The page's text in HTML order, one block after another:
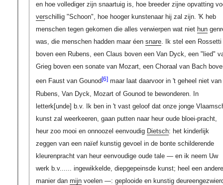
en hoe vollediger zijn snaartuig is, hoe breeder zijne opvatting
verschillig "Schoon", hoe hooger kunstenaar hij zal zijn. 'K heb
menschen tegen gekomen die alles verwierpen wat niet hun
was, die menschen hadden maar éen snare. Ik stel een Rossetti
boven een Rubens, een Claus boven een Van Dyck, een "lied"
Grieg boven een sonate van Mozart, een Choraal van Bach
een Faust van Gounod[6]maar laat daarvoor in 't geheel niet van
Rubens, Van Dyck, Mozart of Gounod te bewonderen. In
letterk[unde] b.v. Ik ben in 't vast geloof dat onze jonge
kunst zal weerkeeren, gaan putten naar heur oude bloei-pracht,
heur zoo mooi en onnoozel eenvoudig Dietsch: het kinderlijk
zeggen van een naïef kunstig gevoel in de bonte schilderende
kleurenpracht van heur eenvoudige oude tale — en ik neem Uw
werk b.v...... ingewikkelde, diepgepeinsde kunst; heel een andere
manier dan mijnvoelen —: geplooide en kunstig